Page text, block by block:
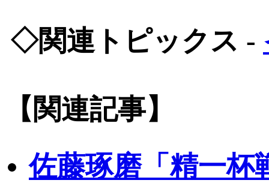
◇関連トピックス -
【関連記事】
佐藤琢磨「精一杯